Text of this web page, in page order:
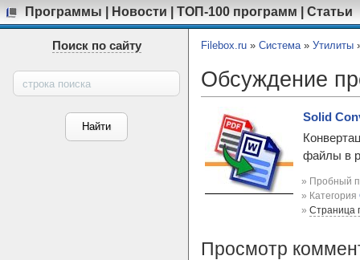
Программы Новости ТОП-100 программ Статьи
Поиск по сайту Filebox.ru » Система» Утилиты
Обсуждение
Solid
файлы в
» Пробный
» Категория
» Страница
Просмотр